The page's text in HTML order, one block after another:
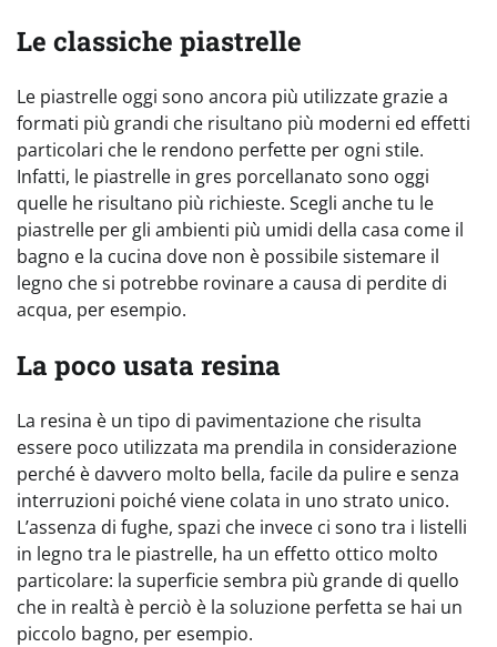
Le classiche piastrelle
Le piastrelle oggi sono ancora più utilizzate grazie a
formati più grandi che risultano più moderni ed effetti
particolari che le rendono perfette per ogni stile.
Infatti, le piastrelle in gres porcellanato sono oggi
quelle he risultano più richieste. Scegli anche tu le
piastrelle per gli ambienti più umidi della casa come il
bagno e la cucina dove non è possibile sistemare il
legno che si potrebbe rovinare a causa di perdite di
acqua, per esempio.
La poco usata resina
La resina è un tipo di pavimentazione che risulta
essere poco utilizzata ma prendila in considerazione
perché è davvero molto bella, facile da pulire e senza
interruzioni poiché viene colata in uno strato unico.
L’assenza di fughe, spazi che invece ci sono tra i listelli
in legno tra le piastrelle, ha un effetto ottico molto
particolare: la superficie sembra più grande di quello
che in realtà è perciò è la soluzione perfetta se hai un
piccolo bagno, per esempio.